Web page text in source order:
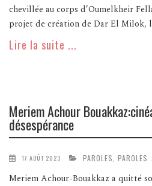
chevillée au corps d’Oumelkheir
projet de création de Dar El Milok,
Lire la suite ...
Meriem Achour
désespérance
17 AOÛT 2023 PAROLES, PAROLES …
Meriem Achour-Bouakkaz a quitté